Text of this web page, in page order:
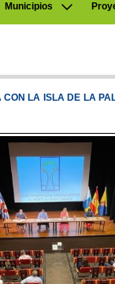
Municipios
CON LA ISLA DE LA